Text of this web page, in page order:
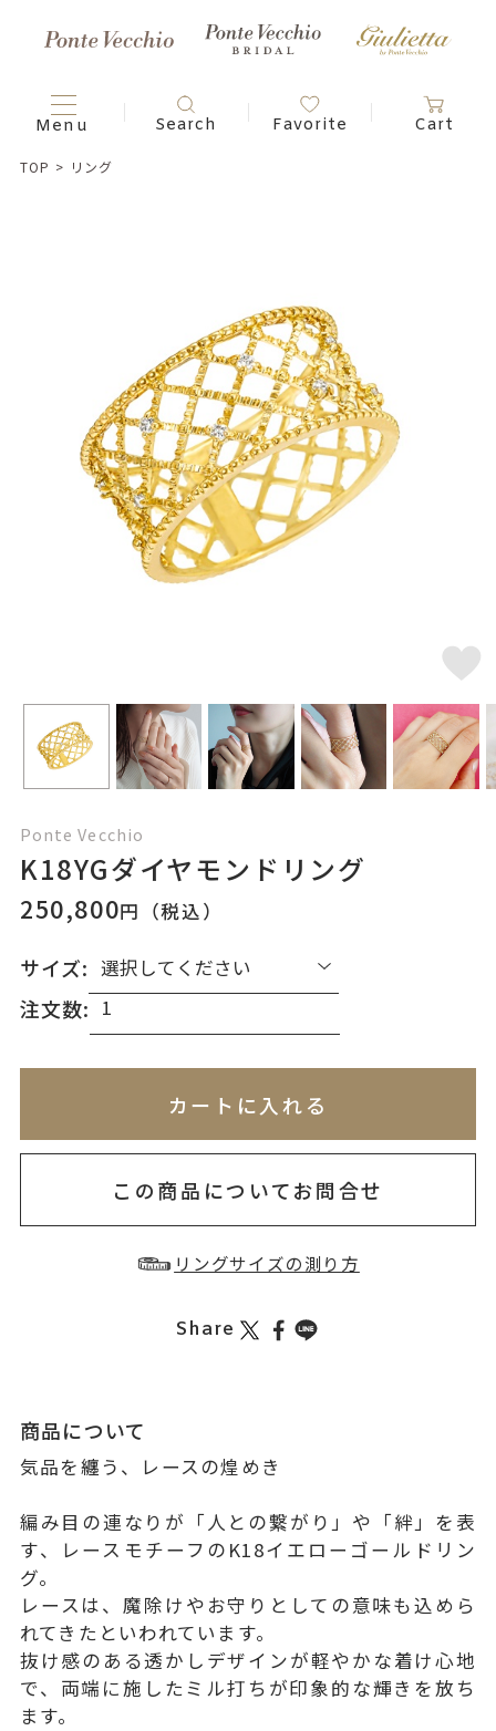
TOP > リング
Ponte Vecchio
K18YGダイヤモンドリング
250,800円（税込）
サイズ:
注文数:
希望する
希望しない
お届け目安：約1ヶ月半以内
カートに入れる
この商品についてお問合せ
リングサイズの測り方
Share
商品について
気品を纏う、レースの煌めき
編み目の連なりが「人との繋がり」や「絆」を表
す、レースモチーフのK18イエローゴールドリン
グ。
レースは、魔除けやお守りとしての意味も込めら
れてきたといわれています。
抜け感のある透かしデザインが軽やかな着け心地
で、両端に施したミル打ちが印象的な輝きを放ち
ます。